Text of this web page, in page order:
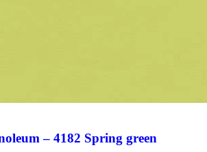
– 4182 Spring green